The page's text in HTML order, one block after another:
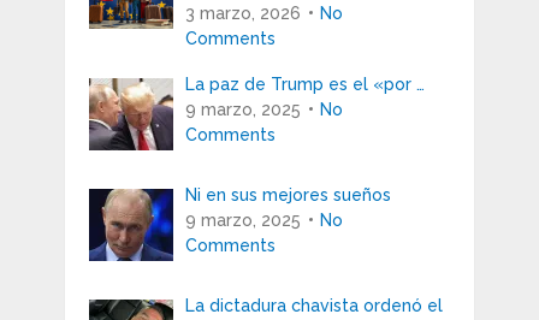
3 marzo, 2026
No
Comments
La paz de Trump es el «por …
9 marzo, 2025
No
Comments
Ni en sus mejores sueños
9 marzo, 2025
No
Comments
La dictadura chavista ordenó el